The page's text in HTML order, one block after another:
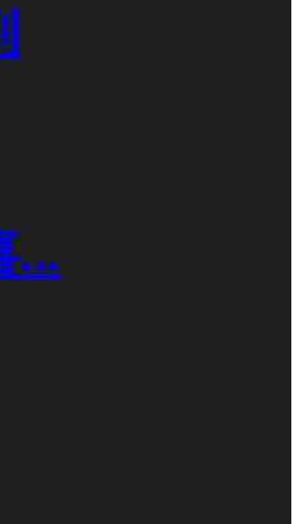
...